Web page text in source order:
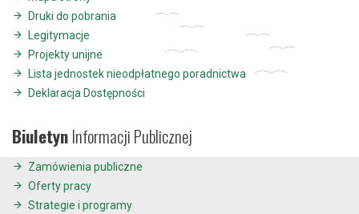
Druki do pobrania
Legitymacje
Projekty unijne
Lista jednostek nieodpłatnego poradnictwa
Deklaracja Dostępności
BiuletynInformacji Publicznej
Zamówienia publiczne
Oferty pracy
Strategie i programy